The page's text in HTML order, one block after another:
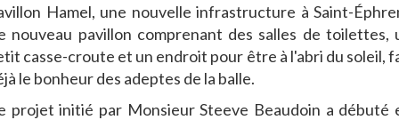
Hamel, une nouvelle infrastructure à Saint-
nouveau pavillon comprenant des salles de toilettes,
casse-croute et un endroit pour être à l'abri du soleil,
le bonheur des adeptes de la balle.
projet initié par Monsieur Steeve Beaudoin a débuté